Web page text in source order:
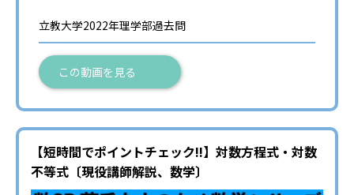
立教大学2022年理学部過去問
この動画を見る
【短時間でポイントチェック!!】対数方程式・対数
不等式〔現役講師解説、数学〕